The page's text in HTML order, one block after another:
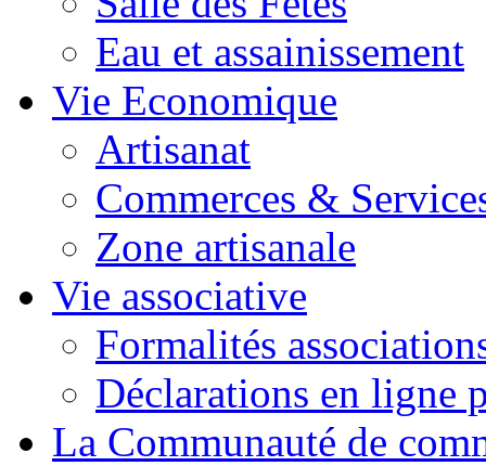
Eau et assainissement
Vie Economique
Artisanat
Commerces &
Zone artisanale
Vie associative
Formalités
Déclarations en ligne
La Communauté de